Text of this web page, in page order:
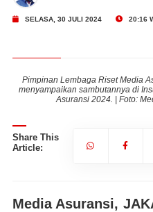
SELASA, 30 JULI 2024 20:16
Pimpinan Lembaga Riset Media
menyampaikan sambutannya di
Asuransi 2024. | Foto:
Share This
Article:
Media Asuransi,